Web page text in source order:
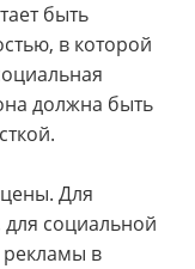
быть
в которой
должна быть
Для
социальной
рекламы в